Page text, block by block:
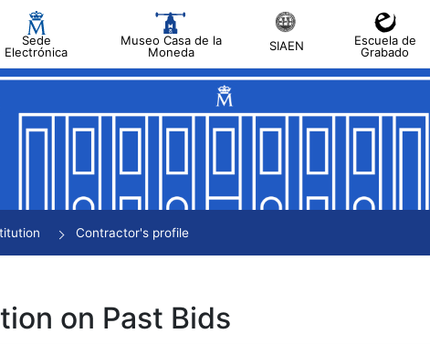
Sede
Electrónica
Museo Casa de la
Moneda
SIAEN
Escuela de
Grabado
Contractor's profile
on Past Bids